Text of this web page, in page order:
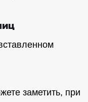
заметить, при